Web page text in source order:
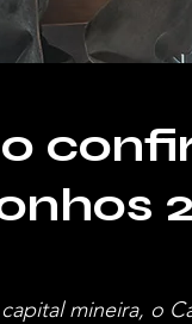
mineira, o